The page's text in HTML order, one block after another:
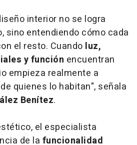
interior no se logra
sino entendiendo cómo cada
el resto. Cuando luz,
y función encuentran
empieza realmente a
quienes lo habitan", señala
Benítez.
el especialista
de la funcionalidad